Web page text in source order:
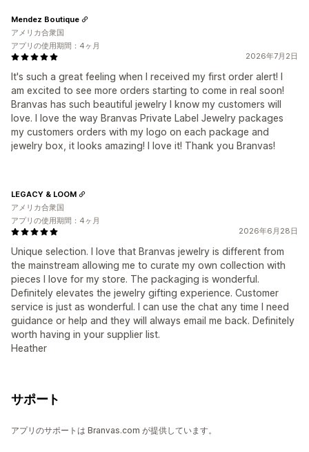
2026年7月2日
It's such a great feeling when I received my first order alert! I
am excited to see more orders starting to come in real soon!
Branvas has such beautiful jewelry I know my customers will
love. I love the way Branvas Private Label Jewelry packages
my customers orders with my logo on each package and
jewelry box, it looks amazing! I love it! Thank you Branvas!
Mendez Boutique
アメリカ合衆国
アプリの使用期間：4ヶ月
2026年6月28日
Unique selection. I love that Branvas jewelry is different from
the mainstream allowing me to curate my own collection with
pieces I love for my store. The packaging is wonderful.
Definitely elevates the jewelry gifting experience. Customer
service is just as wonderful. I can use the chat any time I need
guidance or help and they will always email me back. Definitely
worth having in your supplier list.
Heather
LEGACY & LOOM
アメリカ合衆国
アプリの使用期間：4ヶ月
サポート
アプリのサポートは Branvas.com が提供しています。